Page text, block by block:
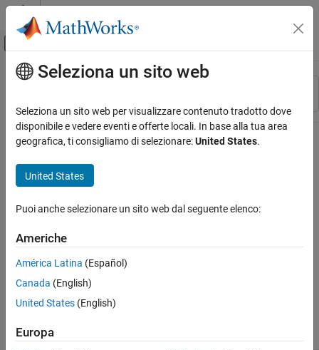
Vai al contenuto
Attiva/disattiva menu di navigazione
Risorsa
Stato
Contenuto principale
Seleziona un sito web
Seleziona un sito web per visualizzare contenuto tradotto dove
disponibile e vedere eventi e offerte locali. In base alla tua area
geografica, ti consigliamo di selezionare:United States.
United States
Puoi anche selezionare un sito web dal seguente elenco:
Americhe
América Latina (Español)
Canada (English)
United States (English)
Europa